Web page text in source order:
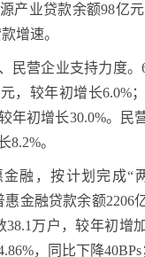
产业贷款余额98亿
增速。
民营企业支持力度
，较年初增长6.0%
年初增长30.0%。民
8.2%。
融，按计划完成“
金融贷款余额2206
38.1万户，较年初增
，同比下降40BPs